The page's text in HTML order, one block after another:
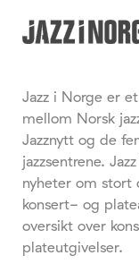
Jazz i Norge er
mellom Norsk
Jazznytt og de
jazzsentrene.
nyheter om stort
konsert- og
oversikt over
plateutgivelser.